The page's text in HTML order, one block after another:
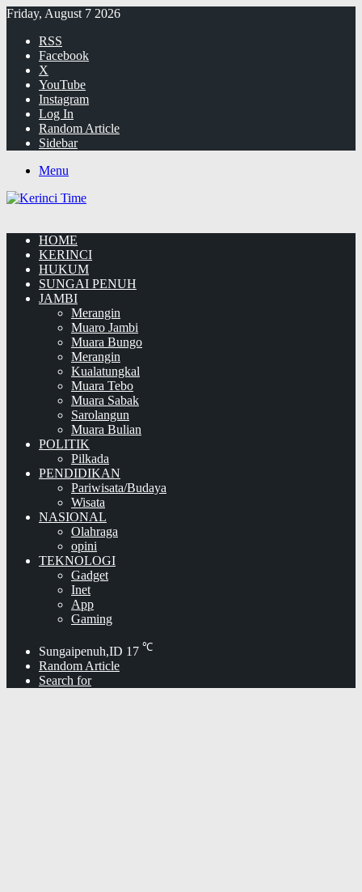
Friday, August 7 2026
RSS
Facebook
X
YouTube
Instagram
Log In
Random Article
Sidebar
Menu
HOME
KERINCI
HUKUM
SUNGAI PENUH
JAMBI
Merangin
Muaro Jambi
Muara Bungo
Merangin
Kualatungkal
Muara Tebo
Muara Sabak
Sarolangun
Muara Bulian
POLITIK
Pilkada
PENDIDIKAN
Pariwisata/Budaya
Wisata
NASIONAL
Olahraga
opini
TEKNOLOGI
Gadget
Inet
App
Gaming
Sungaipenuh,ID 17 ℃
Random Article
Search for